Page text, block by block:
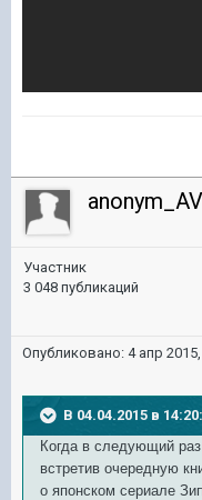
Участник
3 048 публикаций
Опубликовано: 4 апр
В 04.04.2015 в
Когда в следующий раз
встретив очередную
о японском сериале